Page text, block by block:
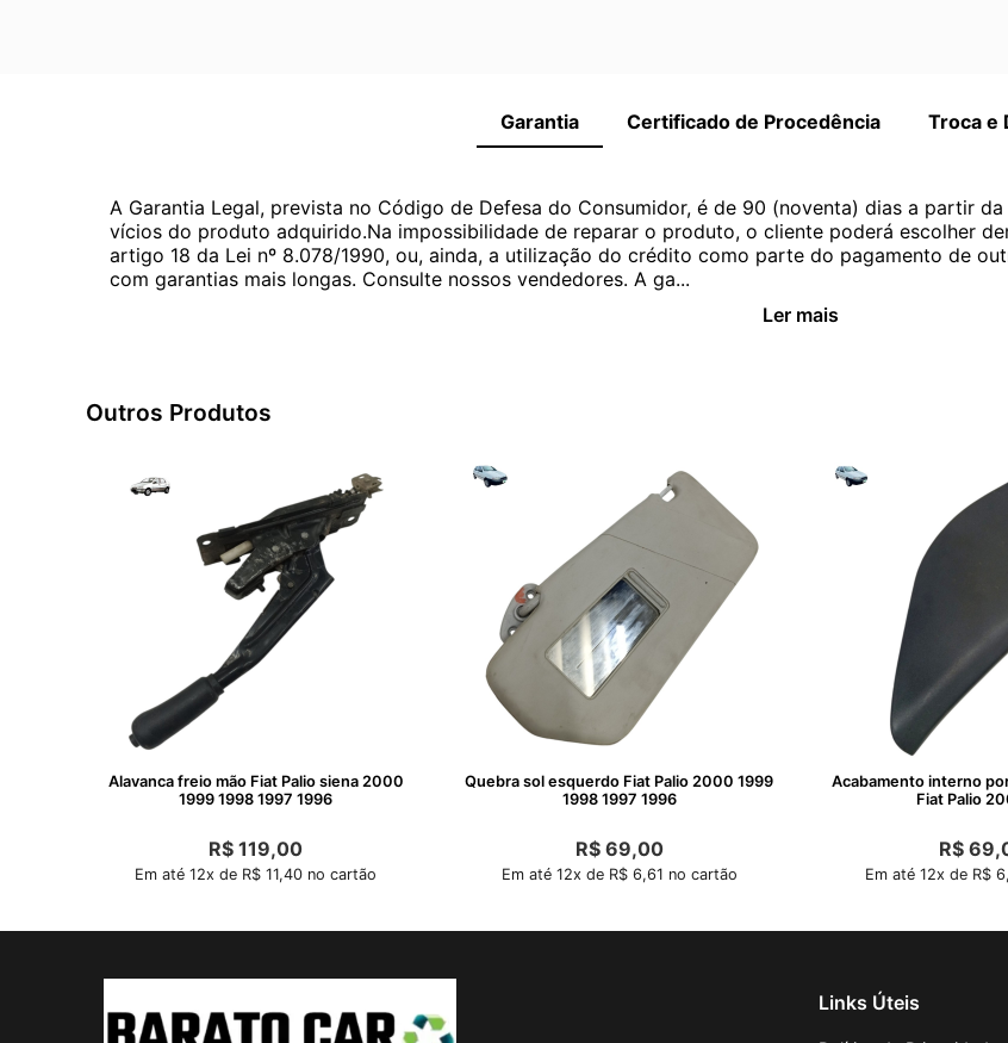
Garantia Certificado de Procedência Troca e
A Garantia Legal, prevista no Código de Defesa do Consumidor, é de 90 (noventa) dias a partir
vícios do produto adquirido.Na impossibilidade de reparar o produto, o cliente poderá escolher
artigo 18 da Lei nº 8.078/1990, ou, ainda, a utilização do crédito como parte do pagamento de
com garantias mais longas. Consulte nossos vendedores. A ga...
Ler mais
Outros Produtos
Alavanca freio mão Fiat Palio siena 2000
1999 1998 1997 1996
R$ 119,00
Em até 12x de R$ 11,40 no cartão
Quebra sol esquerdo Fiat Palio 2000 1999
1998 1997 1996
R$69,00
Em até 12x de R$ 6,61 no cartão
Acabamento interno
Fiat Palio
R$
Em até 12x de R$
Links Úteis